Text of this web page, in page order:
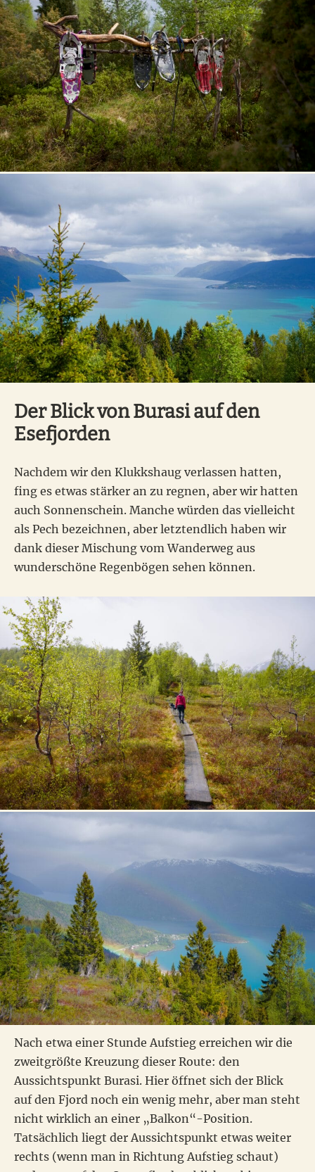
Der Blick von Burasi auf den
Esefjorden
Nachdem wir den Klukkshaug verlassen hatten,
fing es etwas stärker an zu regnen, aber wir hatten
auch Sonnenschein. Manche würden das vielleicht
als Pech bezeichnen, aber letztendlich haben wir
dank dieser Mischung vom Wanderweg aus
wunderschöne Regenbögen sehen können.
Nach etwa einer Stunde Aufstieg erreichen wir die
zweitgrößte Kreuzung dieser Route: den
Aussichtspunkt Burasi. Hier öffnet sich der Blick
auf den Fjord noch ein wenig mehr, aber man steht
nicht wirklich an einer „Balkon“-Position.
Tatsächlich liegt der Aussichtspunkt etwas weiter
rechts (wenn man in Richtung Aufstieg schaut)